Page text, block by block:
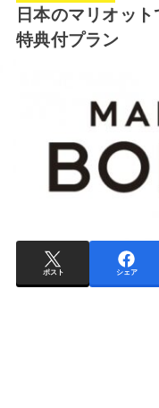
日本のマリオッ
特典付プラン
ポスト シェア